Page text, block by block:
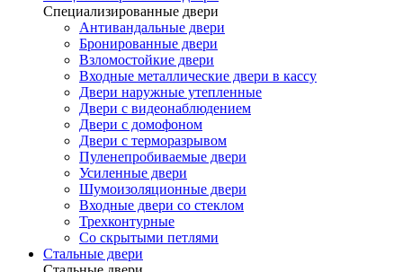
Специализированные двери
Антивандальные двери
Бронированные двери
Взломостойкие двери
Входные металлические двери в кассу
Двери наружные утепленные
Двери с видеонаблюдением
Двери с домофоном
Двери с терморазрывом
Пуленепробиваемые двери
Усиленные двери
Шумоизоляционные двери
Входные двери со стеклом
Трехконтурные
Со скрытыми петлями
Стальные двери